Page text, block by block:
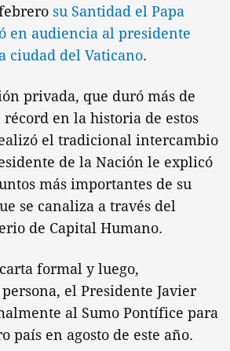
su Santidad el Papa
en audiencia al presidente
ciudad del Vaticano.
privada, que duró más de
en la historia de estos
el tradicional intercambio
de la Nación le explicó
más importantes de su
se canaliza a través del
de Capital Humano.
formal y luego,
el Presidente Javier
al Sumo Pontífice para
país en agosto de este año.